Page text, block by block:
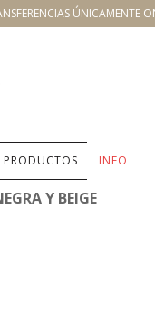
ÚNICAMENTE
PRODUCTOS INFO
Y BEIGE